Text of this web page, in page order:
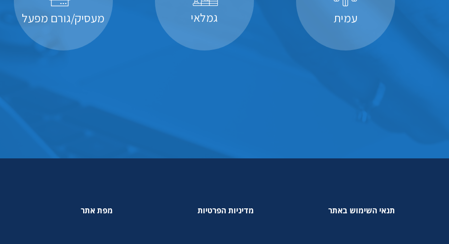
עמית גמלאי מעסיק/גורם מפעל
תנאי השימוש באתר מדיניות הפרטיות מפת אתר